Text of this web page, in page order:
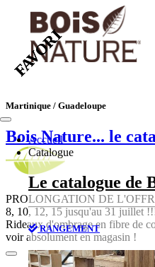
Martinique / Guadeloupe
Bois Nature... le
PROLONGATION DE
8, 10, 12, 15 jusqu'au 31
Rideaux d'ombrage en fibre de
voir absolument en magasin !
Accueil
Catalogue
Le catalogue de
RANGEMENT
FAVORI
FAVORI